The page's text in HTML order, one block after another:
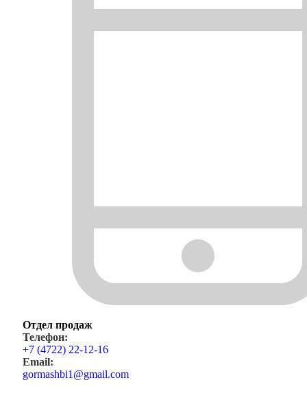
Отдел продаж
Телефон:
+7 (4722) 22-12-16
Email:
gormashbi1@gmail.com